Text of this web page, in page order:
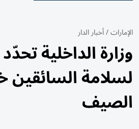
الإمارات/أخبار الدار
لسلامة
الصيف